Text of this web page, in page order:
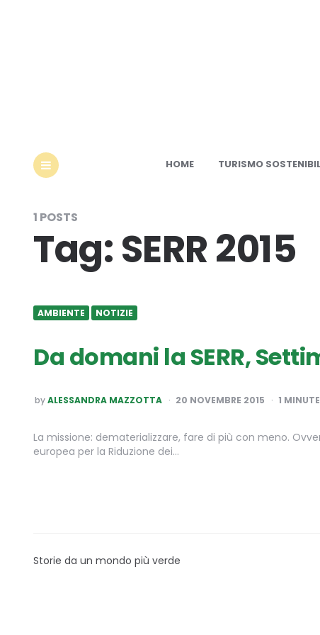
HOME TURISMO
1 POSTS
Tag:SERR 2015
AMBIENTE NOTIZIE
Da domani la SERR,
POSTED
BY
byALESSANDRA MAZZOTTA 20 NOVEMBRE 2015 1
La missione: dematerializzare, fare di più con meno.
europea per la Riduzione dei…
Storie da un mondo più verde